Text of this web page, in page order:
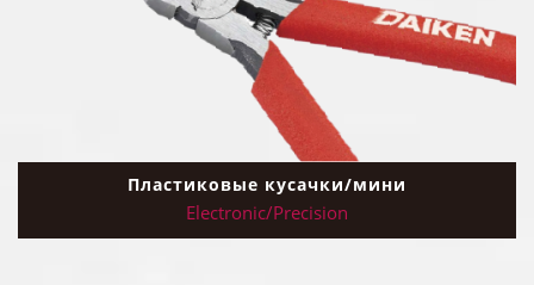
Пластиковые кусачки/мини
Electronic/Precision